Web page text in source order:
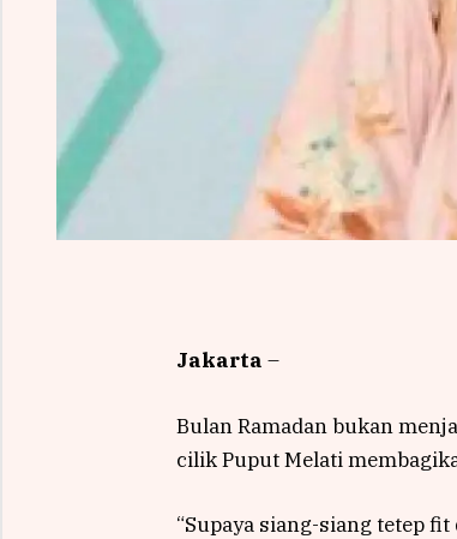
Jakarta –
Bulan Ramadan bukan
cilik Puput Melati
“Supaya siang-siang tetep